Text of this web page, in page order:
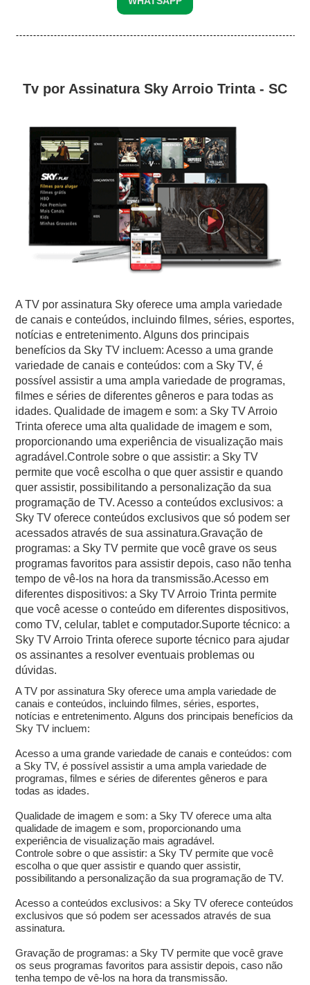
Tv por Assinatura Sky Arroio Trinta - SC
A TV por assinatura Sky oferece uma ampla variedade
de canais e conteúdos, incluindo filmes, séries, esportes,
notícias e entretenimento. Alguns dos principais
benefícios da Sky TV incluem: Acesso a uma grande
variedade de canais e conteúdos: com a Sky TV, é
possível assistir a uma ampla variedade de programas,
filmes e séries de diferentes gêneros e para todas as
idades. Qualidade de imagem e som: a Sky TV Arroio
Trinta oferece uma alta qualidade de imagem e som,
proporcionando uma experiência de visualização mais
agradável.Controle sobre o que assistir: a Sky TV
permite que você escolha o que quer assistir e quando
quer assistir, possibilitando a personalização da sua
programação de TV. Acesso a conteúdos exclusivos: a
Sky TV oferece conteúdos exclusivos que só podem ser
acessados através de sua assinatura.Gravação de
programas: a Sky TV permite que você grave os seus
programas favoritos para assistir depois, caso não tenha
tempo de vê-los na hora da transmissão.Acesso em
diferentes dispositivos: a Sky TV Arroio Trinta permite
que você acesse o conteúdo em diferentes dispositivos,
como TV, celular, tablet e computador.Suporte técnico: a
Sky TV Arroio Trinta oferece suporte técnico para ajudar
os assinantes a resolver eventuais problemas ou
dúvidas.
A TV por assinatura Sky oferece uma ampla variedade de
canais e conteúdos, incluindo filmes, séries, esportes,
notícias e entretenimento. Alguns dos principais benefícios da
Sky TV incluem:
Acesso a uma grande variedade de canais e conteúdos: com
a Sky TV, é possível assistir a uma ampla variedade de
programas, filmes e séries de diferentes gêneros e para
todas as idades.
Qualidade de imagem e som: a Sky TV oferece uma alta
qualidade de imagem e som, proporcionando uma
experiência de visualização mais agradável.
Controle sobre o que assistir: a Sky TV permite que você
escolha o que quer assistir e quando quer assistir,
possibilitando a personalização da sua programação de TV.
Acesso a conteúdos exclusivos: a Sky TV oferece conteúdos
exclusivos que só podem ser acessados através de sua
assinatura.
Gravação de programas: a Sky TV permite que você grave
os seus programas favoritos para assistir depois, caso não
tenha tempo de vê-los na hora da transmissão.